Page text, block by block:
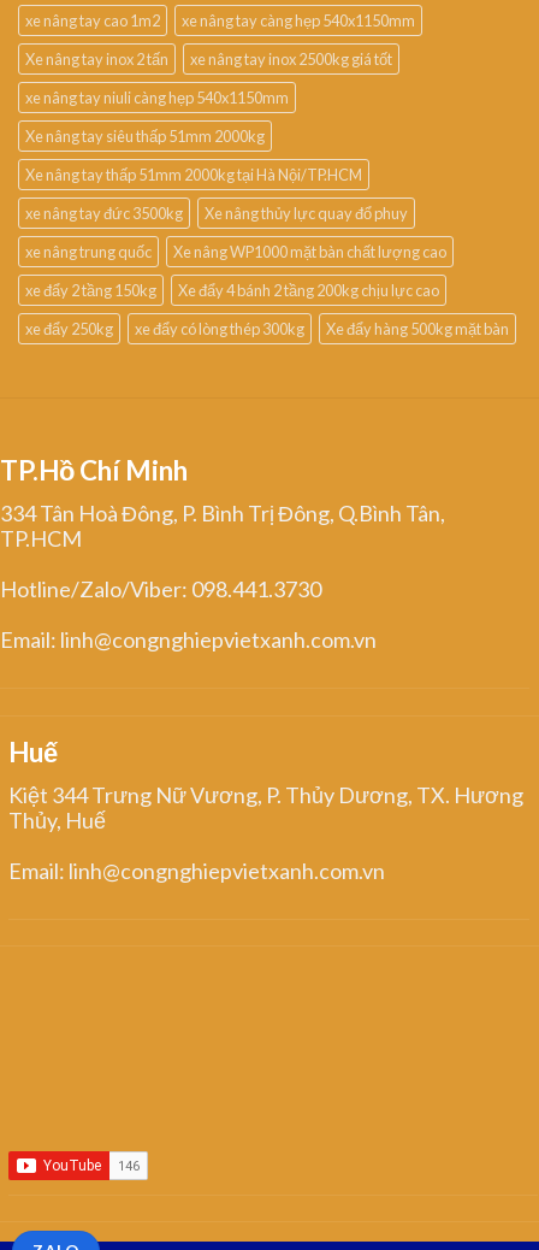
xe nâng tay cao 1m2
xe nâng tay càng hẹp 540x1150mm
Xe nâng tay inox 2 tấn
xe nâng tay inox 2500kg giá tốt
xe nâng tay niuli càng hẹp 540x1150mm
Xe nâng tay siêu thấp 51mm 2000kg
Xe nâng tay thấp 51mm 2000kg tại Hà Nội/TP.HCM
xe nâng tay đức 3500kg
Xe nâng thủy lực quay đổ phuy
xe nâng trung quốc
Xe nâng WP1000 mặt bàn chất lượng cao
xe đẩy 2 tầng 150kg
Xe đẩy 4 bánh 2 tầng 200kg chịu lực cao
xe đẩy 250kg
xe đẩy có lòng thép 300kg Xe đẩy hàng 500kg mặt bàn
TP.Hồ Chí Minh
334 Tân Hoà Đông, P. Bình Trị Đông, Q.Bình Tân,
TP.HCM
Hotline/Zalo/Viber: 098.441.3730
Email: linh@congnghiepvietxanh.com.vn
Huế
Kiệt 344 Trưng Nữ Vương, P. Thủy Dương, TX. Hương
Thủy, Huế
Email: linh@congnghiepvietxanh.com.vn